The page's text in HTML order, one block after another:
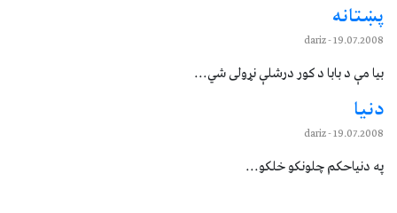
پښتانه
19.07.2008
- dariz
بيا مې د بابا د كور درشلې نړولى شي...
دنيا
19.07.2008
- dariz
په دنياحكم چلونكو خلكو...